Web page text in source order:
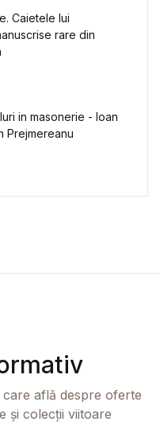
Caietele lui
rare din
in masonerie - Ioan
Prejmereanu
află despre oferte
și colecții viitoare